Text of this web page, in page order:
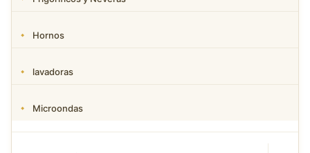
Hornos
lavadoras
Microondas